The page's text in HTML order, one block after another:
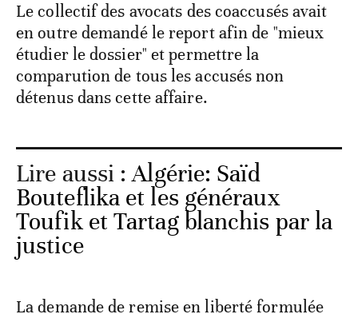
Le collectif des avocats des coaccusés avait
en outre demandé le report afin de "mieux
étudier le dossier" et permettre la
comparution de tous les accusés non
détenus dans cette affaire.
Lire aussi :Algérie: Saïd
Bouteflika et les généraux
Toufik et Tartag blanchis par la
justice
La demande de remise en liberté formulée